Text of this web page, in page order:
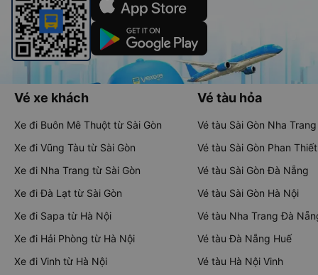
Vé xe khách
Xe đi Buôn Mê Thuột từ Sài Gòn
Xe đi Vũng Tàu từ Sài Gòn
Xe đi Nha Trang từ Sài Gòn
Xe đi Đà Lạt từ Sài Gòn
Xe đi Sapa từ Hà Nội
Xe đi Hải Phòng từ Hà Nội
Xe đi Vinh từ Hà Nội
Vé tàu hỏa
Vé tàu Sài Gòn Nha Trang
Vé tàu Sài Gòn Phan Thiết
Vé tàu Sài Gòn Đà Nẵng
Vé tàu Sài Gòn Hà Nội
Vé tàu Nha Trang Đà
Vé tàu Đà Nẵng Huế
Vé tàu Hà Nội Vinh